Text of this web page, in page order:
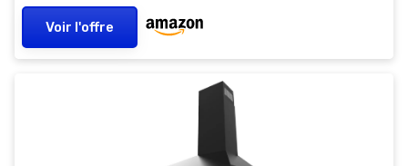
Voir l'offre